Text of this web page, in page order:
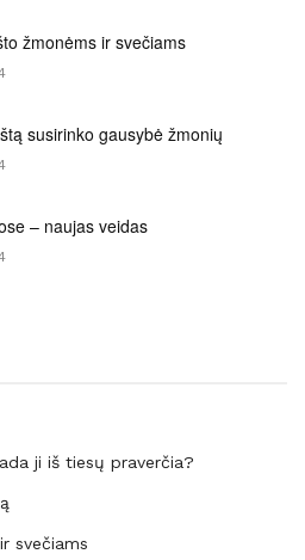
žmonėms ir svečiams
susirinko gausybė žmonių
– naujas veidas
ji iš tiesų praverčia?
svečiams